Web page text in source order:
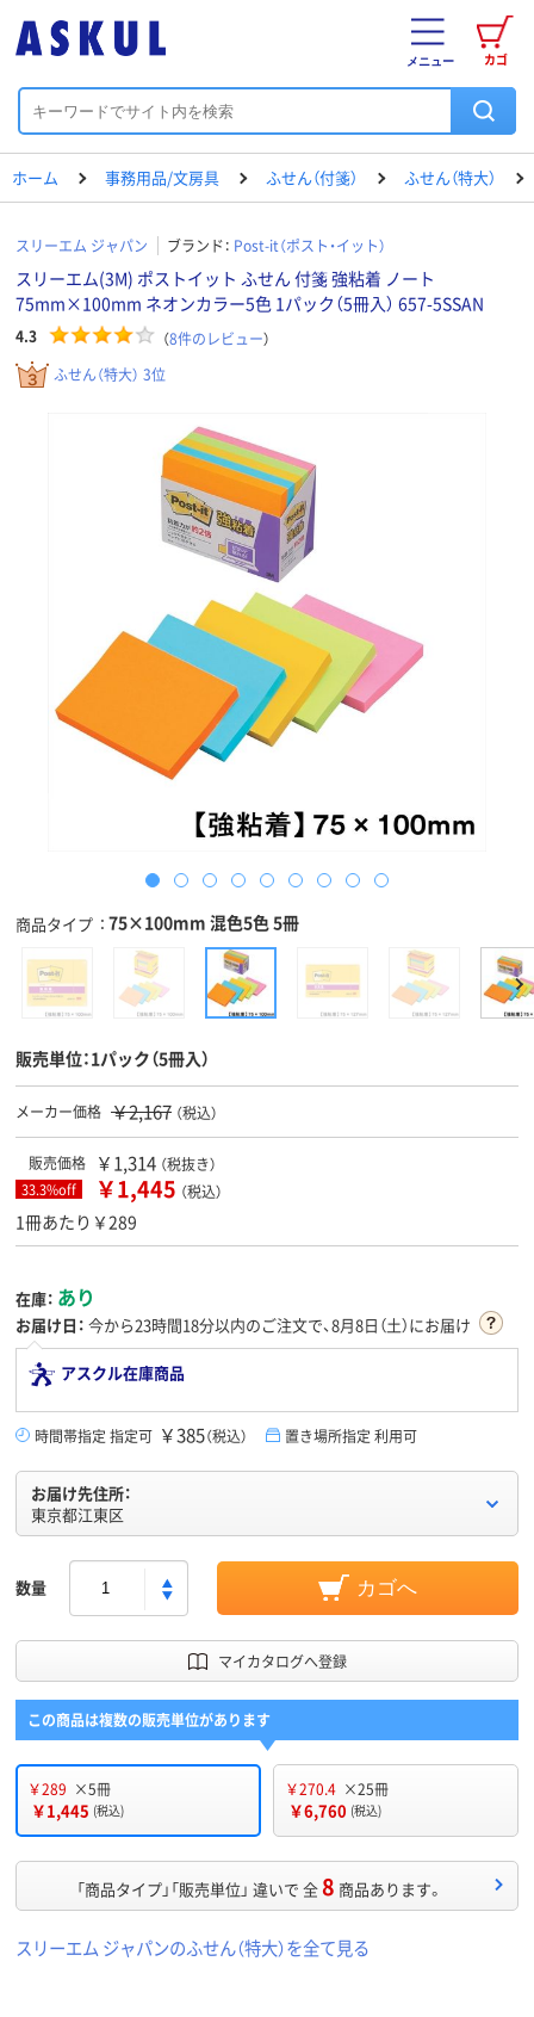
カゴ
メニュー
ホーム 事務用品/文房具 ふせん（付箋） ふせん（特大）
スリーエム ジャパン ブランド： Post-it（ポスト・イット）
スリーエム(3M) ポストイット ふせん 付箋 強粘着 ノート
75mm×100mm ネオンカラー5色 1パック（5冊入） 657-5SSAN
4.3 （8件のレビュー）
ふせん（特大） 3位
商品タイプ 75×100mm 混色5色 5冊
販売単位：1パック（5冊入）
メーカー価格 ￥2,167 （税込）
販売価格 ￥1,314 （税抜き）
33.3%off ￥1,445 （税込）
1冊あたり￥289
在庫： あり
お届け日： 今から23時間18分以内のご注文で、8月8日（土）にお届け
アスクル在庫商品
時間帯指定 指定可 ￥385（税込） 置き場所指定 利用可
お届け先住所：
東京都江東区
数量 カゴへ
マイカタログへ登録
この商品は複数の販売単位があります
￥289 ×5冊
￥1,445 (税込)
￥270.4 ×25冊
￥6,760 (税込)
「商品タイプ」「販売単位」 違いで 全8 商品あります。
スリーエム ジャパンのふせん（特大）を全て見る